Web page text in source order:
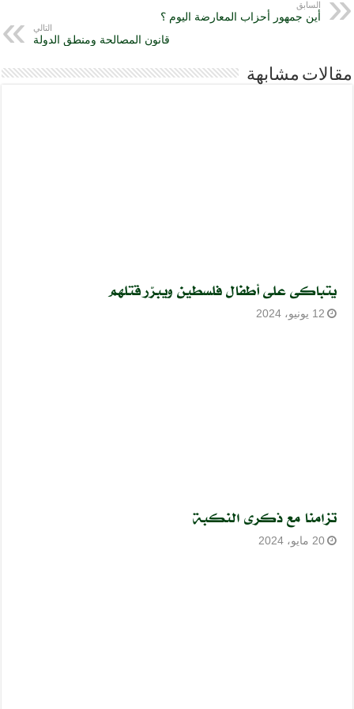
السابق
أين جمهور أحزاب المعارضة اليوم ؟
التالي
قانون المصالحة ومنطق الدولة
مقالات مشابهة
يتباكى على أطفال فلسطين ويبرّر قتلهم
12 يونيو، 2024
تزامنا مع ذكرى النكبة
20 مايو، 2024